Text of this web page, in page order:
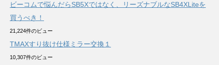
ビーコムで悩んだらSB5Xではなく、リーズナブルなSB4XLiteを
買うべき！
21,224件のビュー
TMAXすり抜け仕様ミラー交換１
10,307件のビュー